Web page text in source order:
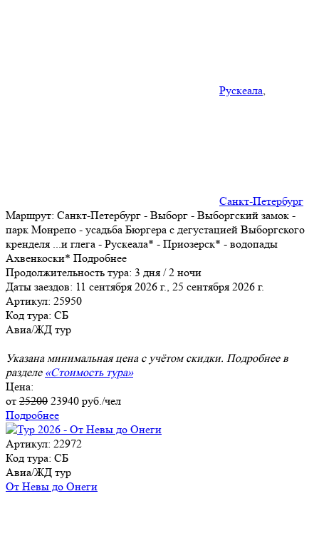
Рускеала,
Санкт-Петербург
Маршрут: Санкт-Петербург - Выборг - Выборгский замок -
парк Монрепо - усадьба Бюргера с дегустацией Выборгского
кренделя ...и глега - Рускеала* - Приозерск* - водопады
Ахвенкоски* Подробнее
Продолжительность тура: 3 дня / 2 ночи
Даты заездов: 11 сентября 2026 г., 25 сентября 2026 г.
Артикул: 25950
Код тура: СБ
Авиа/ЖД тур
Указана минимальная цена с учётом скидки. Подробнее в
разделе «Стоимость тура»
Цена:
от 25200 23940 руб./чел
Подробнее
Артикул: 22972
Код тура: СБ
Авиа/ЖД тур
От Невы до Онеги